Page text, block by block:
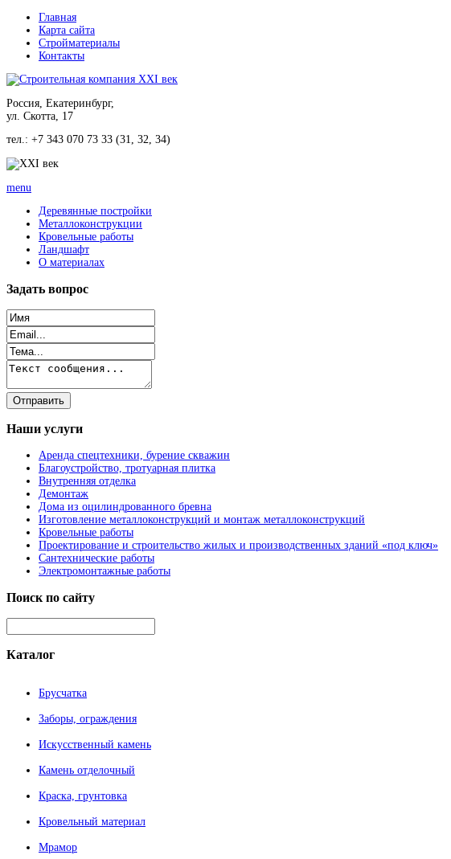
Главная
Карта сайта
Стройматериалы
Контакты
Россия, Екатеринбург,
ул. Скотта, 17
тел.: +7 343 070 73 33 (31, 32, 34)
menu
Деревянные постройки
Металлоконструкции
Кровельные работы
Ландшафт
О материалах
Задать вопрос
Наши услуги
Аренда спецтехники, бурение скважин
Благоустройство, тротуарная плитка
Внутренняя отделка
Демонтаж
Дома из оцилиндрованного бревна
Изготовление металлоконструкций и монтаж металлоконструкций
Кровельные работы
Проектирование и строительство жилых и производственных зданий «под ключ»
Сантехнические работы
Электромонтажные работы
Поиск по сайту
Каталог
Брусчатка
Заборы, ограждения
Искусственный камень
Камень отделочный
Краска, грунтовка
Кровельный материал
Мрамор